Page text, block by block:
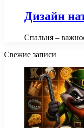
Дизайн
Спальня –
Свежие записи